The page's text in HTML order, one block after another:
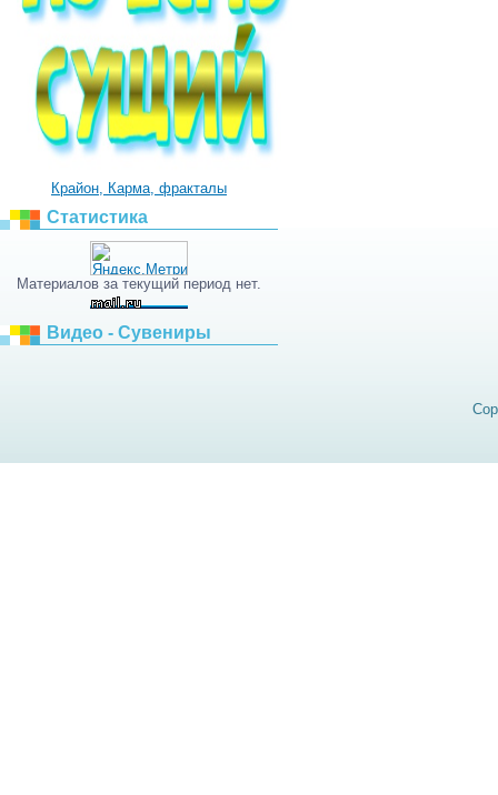
Крайон, Карма, фракталы
Статистика
Материалов за текущий период нет.
Видео - Сувениры